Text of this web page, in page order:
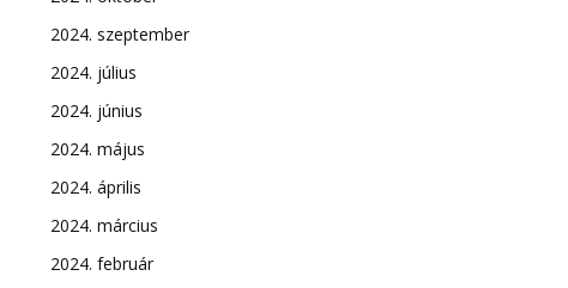
2024. szeptember
2024. július
2024. június
2024. május
2024. április
2024. március
2024. február